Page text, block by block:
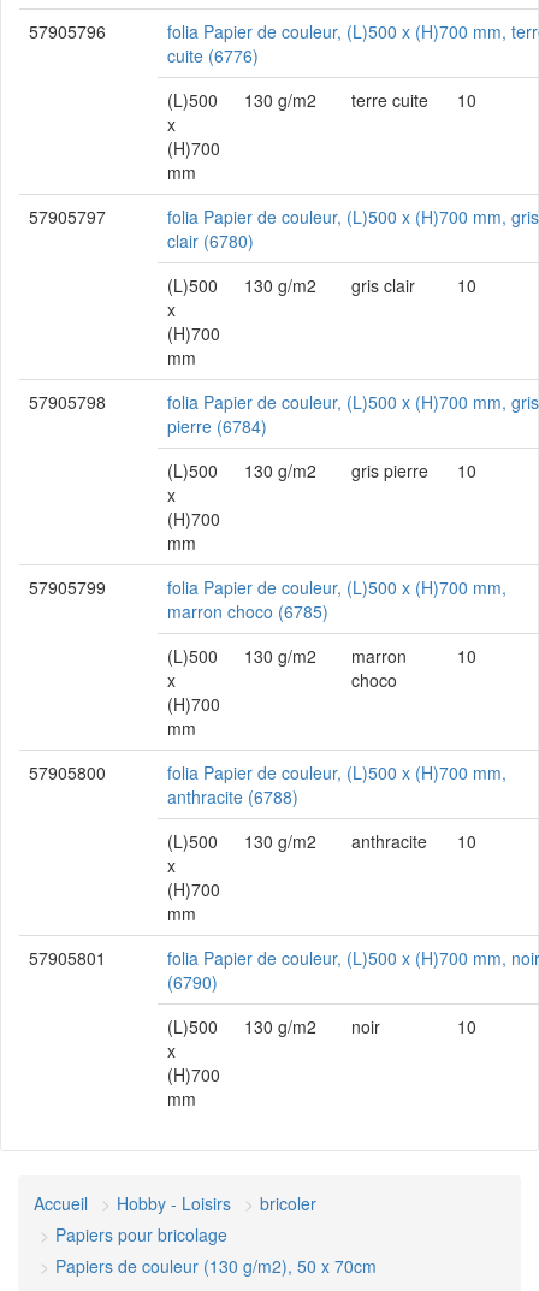
57905796
folia Papier de couleur, (L)500 x (H)700 mm,
cuite (6776)
(L)500
x
(H)700
mm
130 g/m2 terre cuite 10
57905797
folia Papier de couleur, (L)500 x (H)700 mm, gris
clair (6780)
(L)500
x
(H)700
mm
130 g/m2 gris clair 10
57905798
folia Papier de couleur, (L)500 x (H)700 mm, gris
pierre (6784)
(L)500
x
(H)700
mm
130 g/m2 gris pierre 10
57905799
folia Papier de couleur, (L)500 x (H)700 mm,
marron choco (6785)
(L)500
x
(H)700
mm
130 g/m2
marron
choco
10
57905800
folia Papier de couleur, (L)500 x (H)700 mm,
anthracite (6788)
(L)500
x
(H)700
mm
130 g/m2 anthracite 10
57905801
folia Papier de couleur, (L)500 x (H)700 mm, noir
(6790)
(L)500
x
(H)700
mm
130 g/m2 noir 10
Accueil Hobby - Loisirs
bricoler
Papiers pour bricolage
Papiers de couleur (130 g/m2), 50 x 70cm